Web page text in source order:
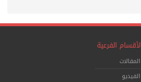
الفرعية
المقالات
الفيديو